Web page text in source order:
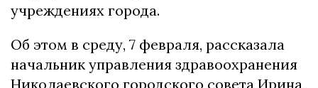
учреждениях города.
Об этом в среду, 7 февраля, рассказала
начальник управления здравоохранения
Николаевского городского совета Ирина